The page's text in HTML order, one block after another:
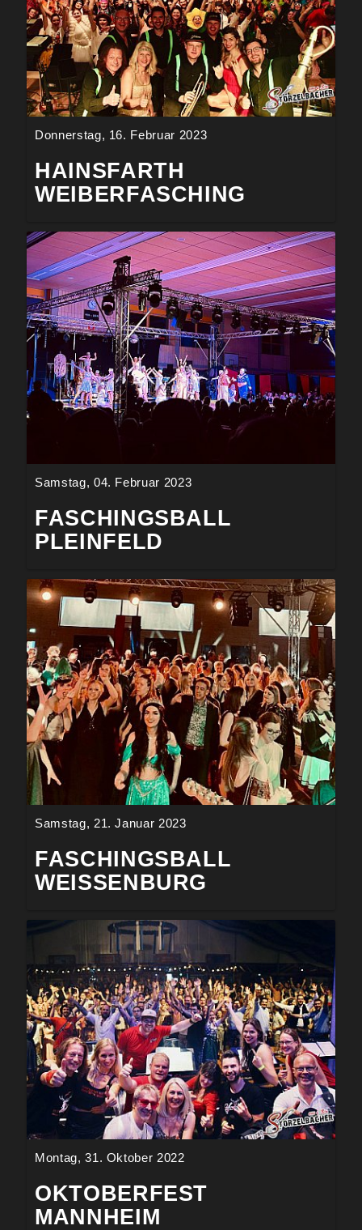
Donnerstag, 16. Februar 2023
HAINSFARTH
WEIBERFASCHING
Samstag, 04. Februar 2023
FASCHINGSBALL
PLEINFELD
Samstag, 21. Januar 2023
FASCHINGSBALL
WEISSENBURG
Montag, 31. Oktober 2022
OKTOBERFEST
MANNHEIM